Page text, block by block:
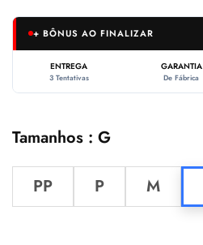
+ BÔNUS AO FINALIZAR
ENTREGA
3 Tentativas
GARANTIA
De Fábrica
Tamanhos G
PP P M